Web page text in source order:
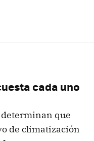
cada uno
determinan que
de climatización